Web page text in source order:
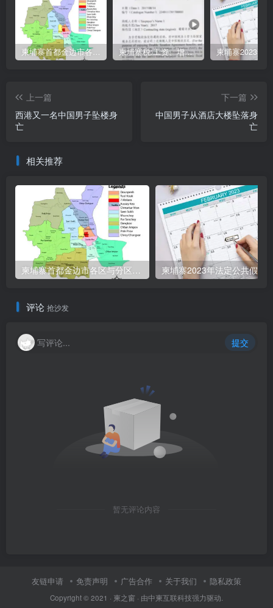
柬埔寨首都金边市各区与分区名称分布 柬埔寨税:工资、增值、预扣、利润、专利、产业、注册税
上一篇
西港又一名中国男子坠楼身
亡
下一篇
中国男子从酒店大楼坠落身
亡
相关推荐
柬埔寨2023年法定公共假期
评论 抢沙发
写评论... 提交
暂无评论内容
友链申请 免责声明 广告合作 关于我们 隐私政策
Copyright © 2021 · 柬之窗 · 由中柬互联科技强力驱动.